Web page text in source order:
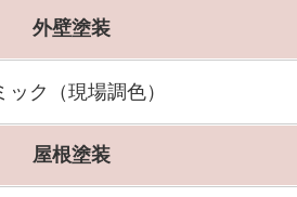
外壁塗装
ク（現場調色）
屋根塗装